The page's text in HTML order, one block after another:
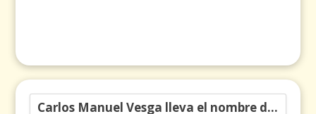
Carlos Manuel Vesga lleva el nombre de Colombia a los Emmy